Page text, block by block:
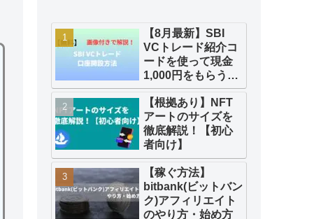
【8月最新】SBI
VCトレード紹介コ
ードを使って現金
1,000円をもらう方
法
【根拠あり】NFT
アートのサイズを
徹底解説！【初心
者向け】
【稼ぐ方法】
bitbank(ビットバン
ク)アフィリエイト
のやり方・始め方